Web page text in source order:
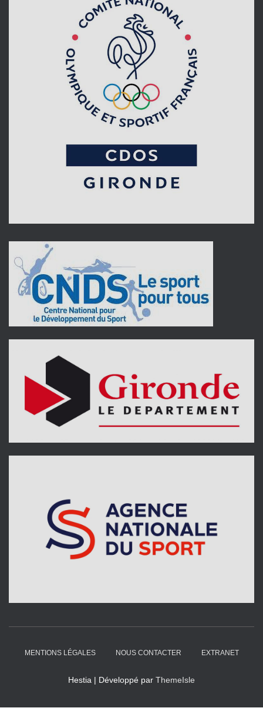
MENTIONS LÉGALES NOUS CONTACTER EXTRANET
Hestia | Développé par ThemeIsle